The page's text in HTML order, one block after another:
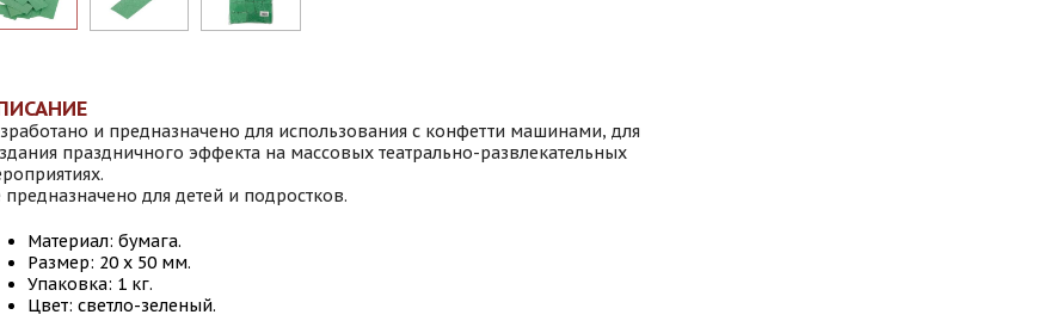
и предназначено для использования с конфетти машинами, для
праздничного эффекта на массовых театрально-развлекательных
предназначено для детей и подростков.
Материал: бумага.
Размер: 20 х 50 мм.
Упаковка: 1 кг.
Цвет: светло-зеленый.